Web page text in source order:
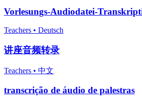
Vorlesungs-Audiodatei-
Teachers • Deutsch
讲座音频转录
Teachers • 中文
transcrição de áudio de palestras